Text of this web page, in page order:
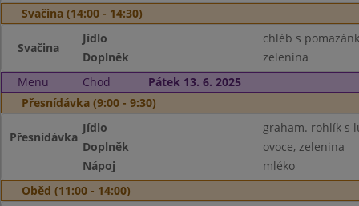
Svačina (14:00 - 14:30)
Svačina
Jídlo
chléb s
Doplněk
zelenina
Menu
Chod
Pátek 13. 6. 2025
Přesnídávka (9:00 - 9:30)
Přesnídávka
Jídlo
graham. rohlík s
Doplněk
ovoce, zelenina
Nápoj
mléko
Oběd (11:00 - 14:00)